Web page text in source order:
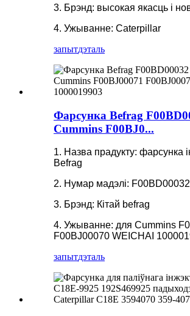
3. Брэнд: высокая якасць і
4. Ужыванне: Caterpillar
запытдэталь
Фарсунка Befrag
Cummins F00BJ0...
1. Назва прадукту: фарсунка
Befrag
2. Нумар мадэлі: F00BD00032
3. Брэнд: Кітай befrag
4. Ужыванне: для Cummins
F00BJ00070 WEICHAI
запытдэталь